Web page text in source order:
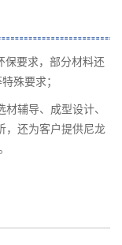
保要求，部分材料还
殊要求；
辅导、成型设计、
，还为客户提供尼龙